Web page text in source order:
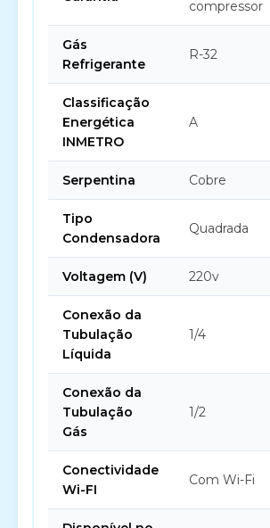
compressor
Gás
Refrigerante
R-32
Classificação
Energética
INMETRO
A
Serpentina Cobre
Tipo
Condensadora
Quadrada
Voltagem (V) 220v
Conexão da
Tubulação
Líquida
1/4
Conexão da
Tubulação
Gás
1/2
Conectividade
Wi-FI
Com Wi-Fi